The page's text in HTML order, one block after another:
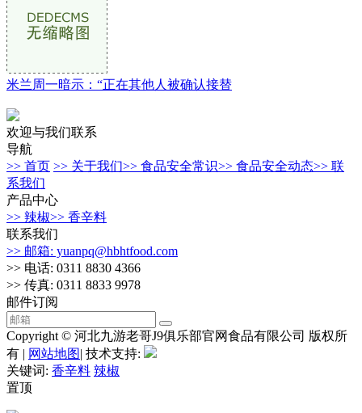
米兰周一暗示：“正在其他人被确认接替
欢迎与我们联系
导航
>> 首页 >> 关于我们>> 食品安全常识>> 食品安全动态>> 联
系我们
产品中心
>> 辣椒>> 香辛料
联系我们
>> 邮箱: yuanpq@hbhtfood.com
>> 电话: 0311 8830 4366
>> 传真: 0311 8833 9978
邮件订阅
Copyright © 河北九游老哥J9俱乐部官网食品有限公司 版权所
有 | 网站地图| 技术支持:
关键词: 香辛料 辣椒
置顶